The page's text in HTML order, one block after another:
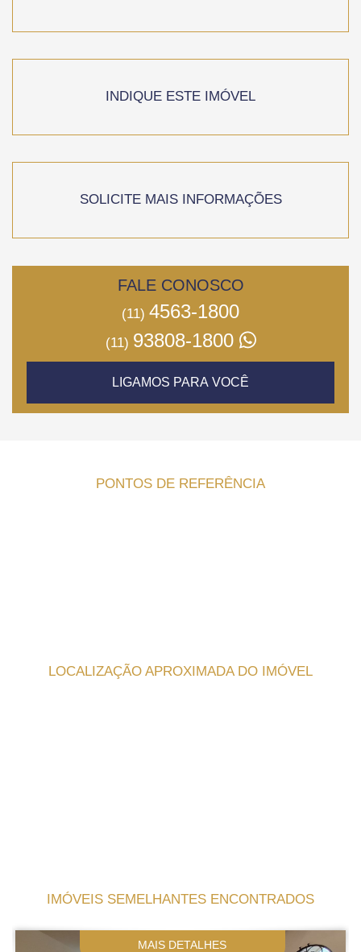
INDIQUE ESTE IMÓVEL
SOLICITE MAIS INFORMAÇÕES
FALE CONOSCO
(11) 4563-1800
(11) 93808-1800
LIGAMOS PARA VOCÊ
PONTOS DE REFERÊNCIA
LOCALIZAÇÃO APROXIMADA DO IMÓVEL
IMÓVEIS SEMELHANTES ENCONTRADOS
MAIS DETALHES